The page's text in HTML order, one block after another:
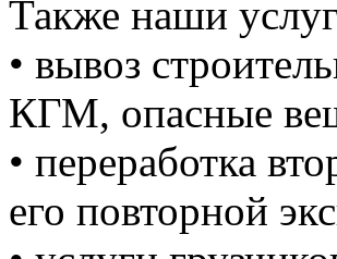
Также наши
• вывоз
КГМ, опасные
• переработка
его повторной